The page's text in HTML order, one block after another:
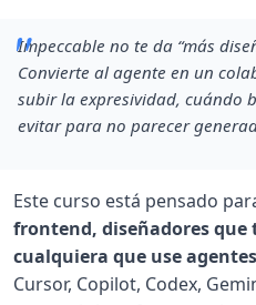
Impeccable no te da “más
Convierte al agente en un
subir la expresividad, cuándo
evitar para no parecer
Este curso está pensado
frontend, diseñadores que
cualquiera que use
Cursor, Copilot, Codex,